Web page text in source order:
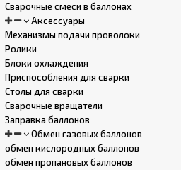
Сварочные смеси в баллонах
Аксессуары
Механизмы подачи проволоки
Ролики
Блоки охлаждения
Приспособления для сварки
Столы для сварки
Сварочные вращатели
Заправка баллонов
Обмен газовых баллонов
обмен кислородных баллонов
обмен пропановых баллонов